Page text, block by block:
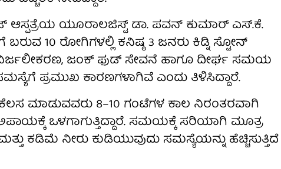
ಯೂರಾಲಜಿಸ್ಟ್ ಡಾ. ಪವನ್ ಕುಮಾರ್ ಎಸ್.ಕೆ.
ಬರುವ 10 ರೋಗಿಗಳಲ್ಲಿ ಕನಿಷ್ಠ 3 ಜನರು ಕಿಡ್ನಿ ಸ್ಟೋನ್
ನಿರ್ಜಲೀಕರಣ, ಜಂಕ್ ಫುಡ್ ಸೇವನೆ ಹಾಗೂ ದೀರ್ಘ ಸಮಯ
ಪ್ರಮುಖ ಕಾರಣಗಳಾಗಿವೆ ಎಂದು ತಿಳಿಸಿದ್ದಾರೆ.
ಮಾಡುವವರು 8–10 ಗಂಟೆಗಳ ಕಾಲ ನಿರಂತರವಾಗಿ
ಅಪಾಯಕ್ಕೆ ಒಳಗಾಗುತ್ತಿದ್ದಾರೆ. ಸಮಯಕ್ಕೆ ಸರಿಯಾಗಿ ಮೂತ್ರ
ಕಡಿಮೆ ನೀರು ಕುಡಿಯುವುದು ಸಮಸ್ಯೆಯನ್ನು ಹೆಚ್ಚಿಸುತ್ತಿದೆ